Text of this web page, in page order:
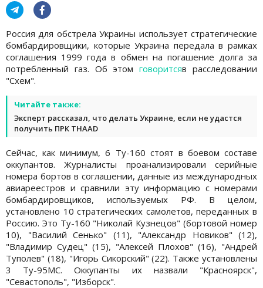
Россия для обстрела Украины использует стратегические
бомбардировщики, которые Украина передала в рамках
соглашения 1999 года в обмен на погашение долга за
потребленный газ. Об этомговоритсяв расследовании
"Схем".
Читайте также:
Эксперт рассказал, что делать Украине, если не удастся
получить ПРК THAAD
Сейчас, как минимум, 6 Ту-160 стоят в боевом составе
оккупантов. Журналисты проанализировали серийные
номера бортов в соглашении, данные из международных
авиареестров и сравнили эту информацию с номерами
бомбардировщиков, используемых РФ. В целом,
установлено 10 стратегических самолетов, переданных в
Россию. Это Ту-160 "Николай Кузнецов" (бортовой номер
10), "Василий Сенько" (11), "Александр Новиков" (12),
"Владимир Судец" (15), "Алексей Плохов" (16), "Андрей
Туполев" (18), "Игорь Сикорский" (22). Также установлены
3 Ту-95МС. Оккупанты их назвали "Красноярск",
"Севастополь", "Изборск".